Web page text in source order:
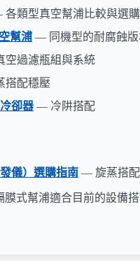
類型真空幫浦比較與選
幫浦 — 同機型的耐腐蝕
過濾瓶組與系統
搭配穩壓
卻器 — 冷阱搭配
儀）選購指南 — 旋蒸搭
膜式幫浦適合目前的設備